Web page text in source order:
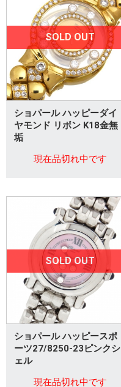
SOLD OUT
ショパール ハッピーダイ
ヤモンド リボン K18金無
垢
現在品切れ中です
SOLD OUT
ショパール ハッピースポ
ーツ27/8250-23ピンクシ
ェル
現在品切れ中です